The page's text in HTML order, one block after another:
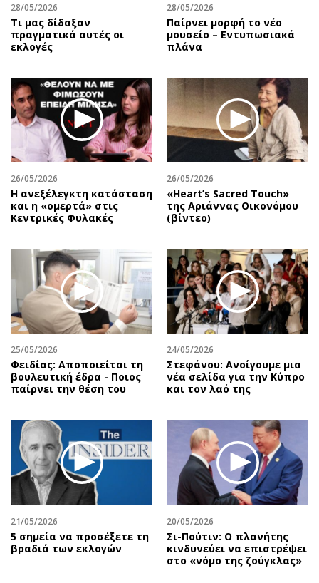
Παράξενα
Πολιτισμός
Σινεμά
Μουσική
Εικαστικά
Βιβλίο
Χειρόγραφα
Media
Εκπομπές
Wine routes
Uncut
Προσφορές
Προσωπικότητες στην ''Κ''
Επιστολές
28/05/2026
Τι μας δίδαξαν
πραγματικά αυτές οι
εκλογές
28/05/2026
Παίρνει μορφή το νέο
μουσείο – Εντυπωσιακά
πλάνα
26/05/2026
Η ανεξέλεγκτη κατάσταση
και η «ομερτά» στις
Κεντρικές Φυλακές
26/05/2026
«Heart’s Sacred Touch»
της Αριάννας Οικονόμου
(βίντεο)
25/05/2026
Φειδίας: Αποποιείται τη
βουλευτική έδρα - Ποιος
παίρνει την θέση του
24/05/2026
Στεφάνου: Ανοίγουμε μια
νέα σελίδα για την Κύπρο
και τον λαό της
21/05/2026
5 σημεία να προσέξετε τη
βραδιά των εκλογών
20/05/2026
Σι-Πούτιν: Ο πλανήτης
κινδυνεύει να επιστρέψει
στο «νόμο της ζούγκλας»